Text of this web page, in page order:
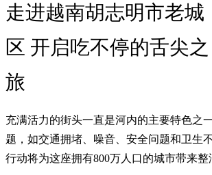
走进越南胡志明市老城
区 开启吃不停的舌尖之
旅
充满活力的街头一直是河内的主要特色之
题，如交通拥堵、噪音、安全问题和卫生
行动将为这座拥有800万人口的城市带来整